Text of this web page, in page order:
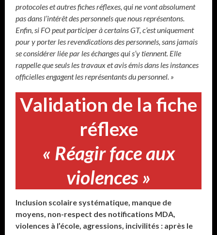
protocoles et autres fiches réflexes, qui ne vont absolument
pas dans l’intérêt des personnels que nous représentons.
Enfin, si FO peut participer à certains GT, c’est uniquement
pour y porter les revendications des personnels, sans jamais
se considérer liée par les échanges qui s’y tiennent. Elle
rappelle que seuls les travaux et avis émis dans les instances
officielles engagent les représentants du personnel. »
Validation de la fiche
réflexe
« Réagir face aux
violences »
Inclusion scolaire systématique, manque de
moyens, non-respect des notifications MDA,
violences à l’école, agressions, incivilités : après le